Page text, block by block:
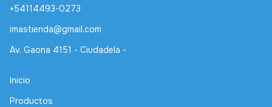
+54114493-0273
imastienda@gmail.com
Av. Gaona 4151 - Ciudadela -
Inicio
Productos